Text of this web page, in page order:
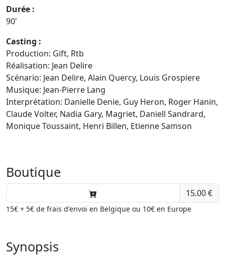
Durée :
90'
Casting :
Production: Gift, Rtb
Réalisation: Jean Delire
Scénario: Jean Delire, Alain Quercy, Louis Grospiere
Musique: Jean-Pierre Lang
Interprétation: Danielle Denie, Guy Heron, Roger Hanin,
Claude Volter, Nadia Gary, Magriet, Daniell Sandrard,
Monique Toussaint, Henri Billen, Etienne Samson
Boutique
15.00 €
15€ + 5€ de frais d'envoi en Belgique ou 10€ en Europe
Synopsis